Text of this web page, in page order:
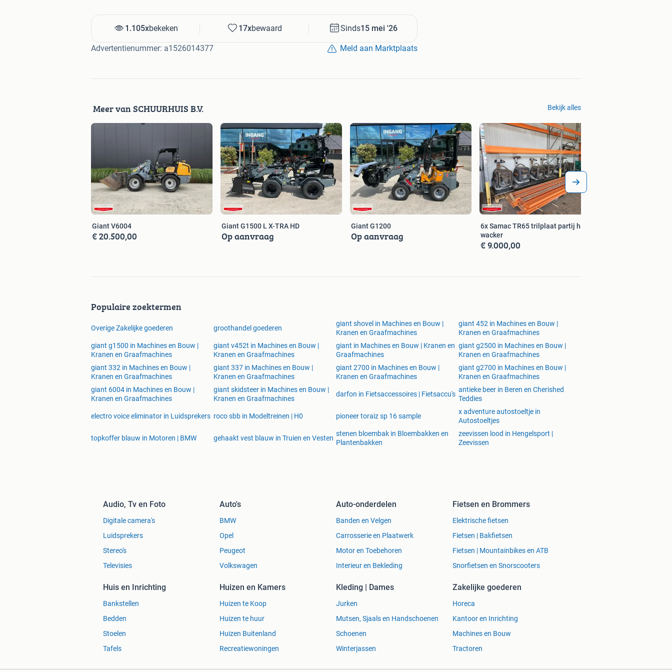
Erf- en stalwerkzaamheden
Hoveniers- en infratoepassingen
Neem contact op voor meer informatie, een demonstratie of een scherpe offerte.
Zuiderzeestraatweg 384
8096CN Oldebroek
Telefoonnummer: 0616261485
E-mailadres: richard@schuurhuis.nl
Website: http://www.schuurhuis.nl
1.105xbekeken 17xbewaard Sinds15 mei '26
Advertentienummer: a1526014377 Meld aan Marktplaats
Meer van SCHUURHUIS B.V. Bekijk alles
Giant V6004
€ 20.500,00
Giant G1500 L X-TRA HD
Op aanvraag
Giant G1200
Op aanvraag
6x Samac TR65 trilplaat partij handel
wacker
€ 9.000,00
Populaire zoektermen
Overige Zakelijke goederen groothandel goederen
giant shovel in Machines en Bouw |
Kranen en Graafmachines
giant 452 in Machines en Bouw |
Kranen en Graafmachines
giant g1500 in Machines en Bouw |
Kranen en Graafmachines
giant v452t in Machines en Bouw |
Kranen en Graafmachines
giant in Machines en Bouw | Kranen en
Graafmachines
giant g2500 in Machines en Bouw |
Kranen en Graafmachines
giant 332 in Machines en Bouw |
Kranen en Graafmachines
giant 337 in Machines en Bouw |
Kranen en Graafmachines
giant 2700 in Machines en Bouw |
Kranen en Graafmachines
giant g2700 in Machines en Bouw |
Kranen en Graafmachines
giant 6004 in Machines en Bouw |
Kranen en Graafmachines
giant skidsteer in Machines en Bouw |
Kranen en Graafmachines
darfon in Fietsaccessoires | Fietsaccu's
antieke beer in Beren en Cherished
Teddies
electro voice eliminator in Luidsprekers roco sbb in Modeltreinen | H0 pioneer toraiz sp 16 sample
x adventure autostoeltje in
Autostoeltjes
topkoffer blauw in Motoren | BMW gehaakt vest blauw in Truien en Vesten
stenen bloembak in Bloembakken en
Plantenbakken
zeevissen lood in Hengelsport |
Zeevissen
Audio, Tv en Foto
Digitale camera's
Luidsprekers
Stereo's
Televisies
Auto's
BMW
Opel
Peugeot
Volkswagen
Auto-onderdelen
Banden en Velgen
Carrosserie en Plaatwerk
Motor en Toebehoren
Interieur en Bekleding
Fietsen en Brommers
Elektrische fietsen
Fietsen | Bakfietsen
Fietsen | Mountainbikes en ATB
Snorfietsen en Snorscooters
Huis en Inrichting
Bankstellen
Bedden
Stoelen
Tafels
Huizen en Kamers
Huizen te Koop
Huizen te huur
Huizen Buitenland
Recreatiewoningen
Kleding | Dames
Jurken
Mutsen, Sjaals en Handschoenen
Schoenen
Winterjassen
Zakelijke goederen
Horeca
Kantoor en Inrichting
Machines en Bouw
Tractoren